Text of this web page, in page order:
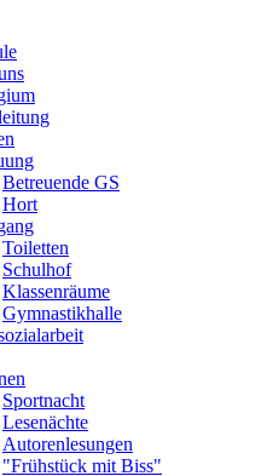
Betreuende GS
Hort
Toiletten
Schulhof
Klassenräume
Gymnastikhalle
Sportnacht
Lesenächte
Autorenlesungen
"Frühstück mit Biss"